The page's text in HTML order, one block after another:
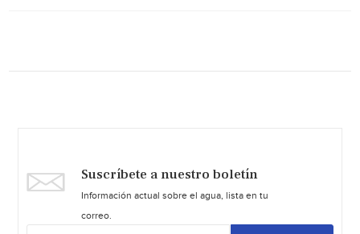
Suscríbete a nuestro boletín
Información actual sobre el agua, lista en tu
correo.